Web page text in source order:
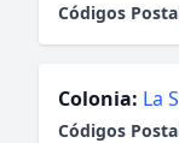
Códigos
Colonia: La
Códigos